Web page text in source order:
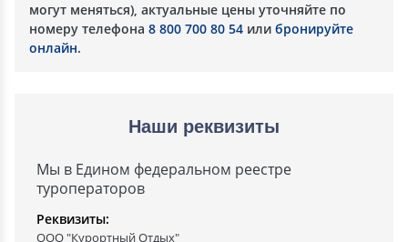
могут меняться), актуальные цены уточняйте по
номеру телефона 8 800 700 80 54 или бронируйте
онлайн.
Наши реквизиты
Мы в Едином федеральном реестре
туроператоров
Реквизиты:
ООО "Курортный Отдых"